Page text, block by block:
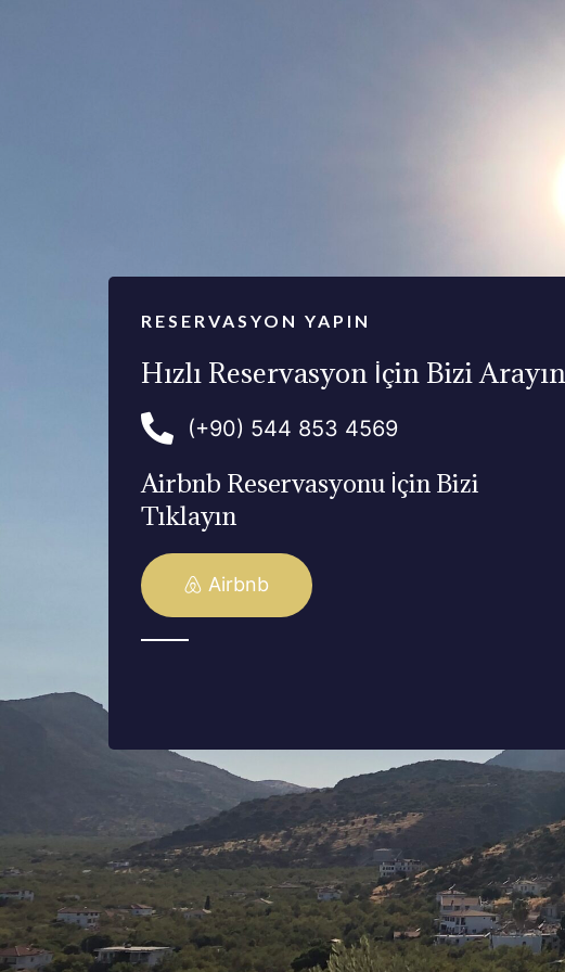
RESERVASYON YAPIN
Hızlı Reservasyon İçin Bizi Arayın
(+90) 544 853 4569
Airbnb Reservasyonu İçin Bizi
Tıklayın
Airbnb